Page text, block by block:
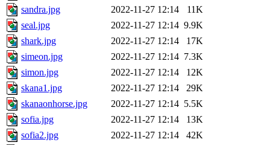
sandra.jpg
2022-11-27 12:14
11K
seal.jpg
2022-11-27 12:14 9.9K
shark.jpg
2022-11-27 12:14
17K
simeon.jpg
2022-11-27 12:14 7.3K
simon.jpg
2022-11-27 12:14
12K
skana1.jpg
2022-11-27 12:14
29K
skanaonhorse.jpg
2022-11-27 12:14 5.5K
sofia.jpg
2022-11-27 12:14
13K
sofia2.jpg
2022-11-27 12:14
42K